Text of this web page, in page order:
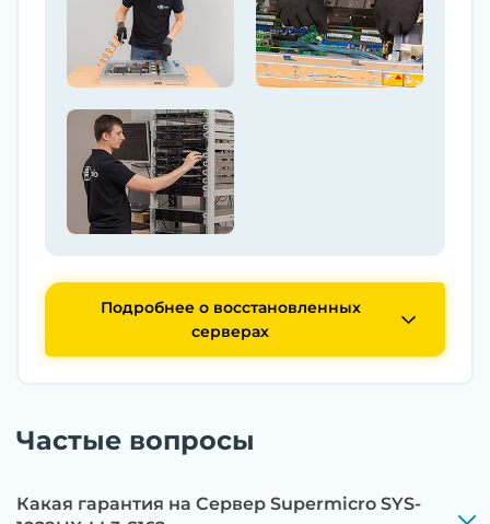
Подробнее о восстановленных
серверах
Частые вопросы
Какая гарантия на Сервер Supermicro SYS-